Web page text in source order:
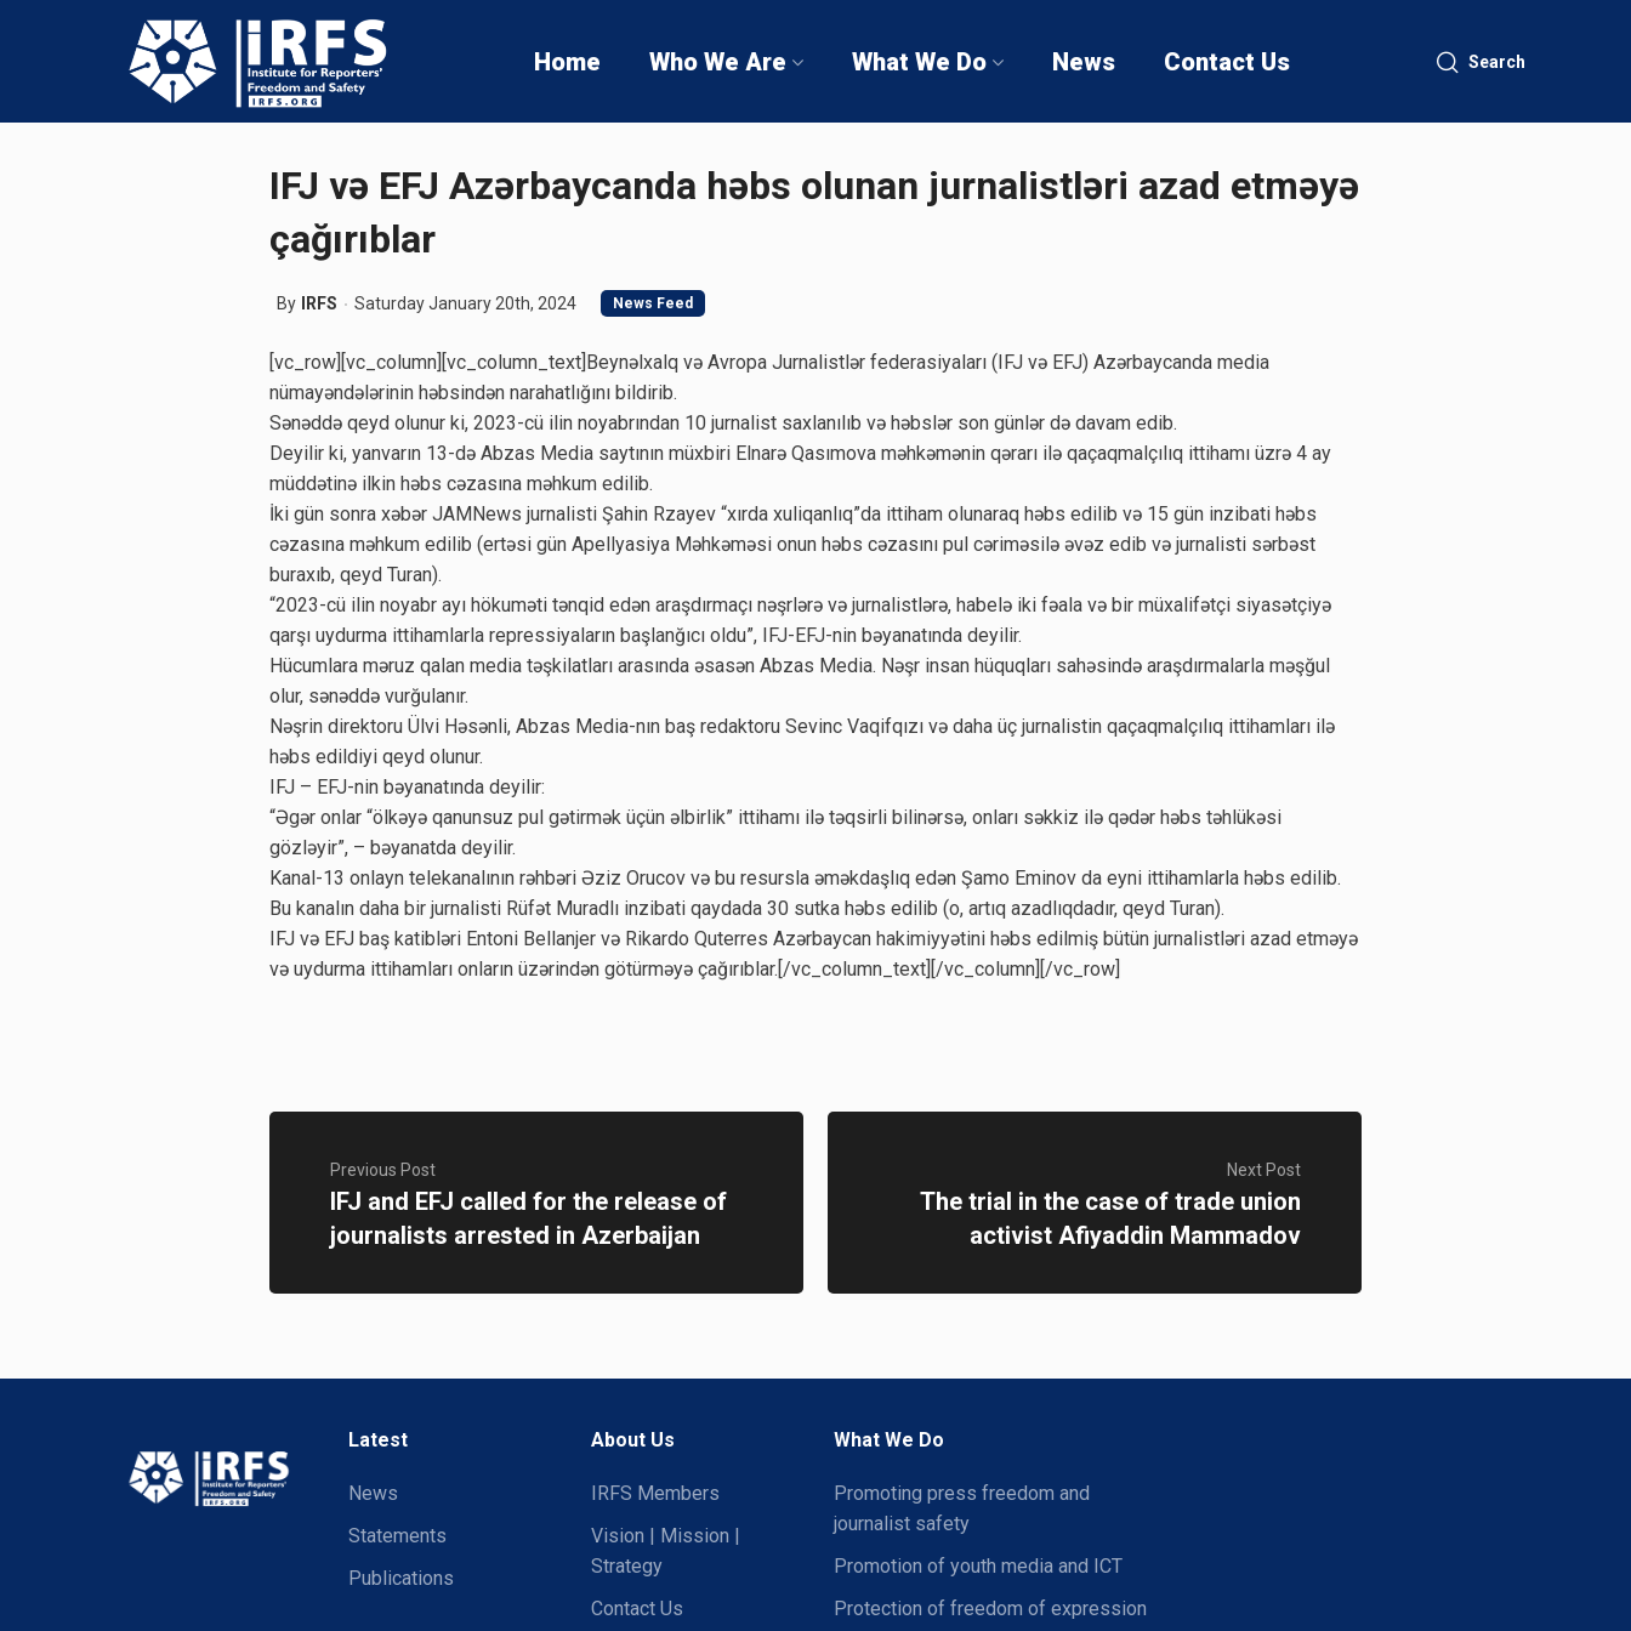
Home Who We Are What We Do News Contact Us Search
IFJ və EFJ Azərbaycanda həbs olunan jurnalistləri azad etməyə
çağırıblar
By IRFS Saturday January 20th, 2024 News Feed
[vc_row][vc_column][vc_column_text]Beynəlxalq və Avropa Jurnalistlər federasiyaları (IFJ və EFJ) Azərbaycanda media
nümayəndələrinin həbsindən narahatlığını bildirib.
Sənəddə qeyd olunur ki, 2023-cü ilin noyabrından 10 jurnalist saxlanılıb və həbslər son günlər də davam edib.
Deyilir ki, yanvarın 13-də Abzas Media saytının müxbiri Elnarə Qasımova məhkəmənin qərarı ilə qaçaqmalçılıq ittihamı üzrə 4 ay
müddətinə ilkin həbs cəzasına məhkum edilib.
İki gün sonra xəbər JAMNews jurnalisti Şahin Rzayev “xırda xuliqanlıq”da ittiham olunaraq həbs edilib və 15 gün inzibati həbs
cəzasına məhkum edilib (ertəsi gün Apellyasiya Məhkəməsi onun həbs cəzasını pul cəriməsilə əvəz edib və jurnalisti sərbəst
buraxıb, qeyd Turan).
“2023-cü ilin noyabr ayı hökuməti tənqid edən araşdırmaçı nəşrlərə və jurnalistlərə, habelə iki fəala və bir müxalifətçi siyasətçiyə
qarşı uydurma ittihamlarla repressiyaların başlanğıcı oldu”, IFJ-EFJ-nin bəyanatında deyilir.
Hücumlara məruz qalan media təşkilatları arasında əsasən Abzas Media. Nəşr insan hüquqları sahəsində araşdırmalarla məşğul
olur, sənəddə vurğulanır.
Nəşrin direktoru Ülvi Həsənli, Abzas Media-nın baş redaktoru Sevinc Vaqifqızı və daha üç jurnalistin qaçaqmalçılıq ittihamları ilə
həbs edildiyi qeyd olunur.
IFJ – EFJ-nin bəyanatında deyilir:
“Əgər onlar “ölkəyə qanunsuz pul gətirmək üçün əlbirlik” ittihamı ilə təqsirli bilinərsə, onları səkkiz ilə qədər həbs təhlükəsi
gözləyir”, – bəyanatda deyilir.
Kanal-13 onlayn telekanalının rəhbəri Əziz Orucov və bu resursla əməkdaşlıq edən Şamo Eminov da eyni ittihamlarla həbs edilib.
Bu kanalın daha bir jurnalisti Rüfət Muradlı inzibati qaydada 30 sutka həbs edilib (o, artıq azadlıqdadır, qeyd Turan).
IFJ və EFJ baş katibləri Entoni Bellanjer və Rikardo Quterres Azərbaycan hakimiyyətini həbs edilmiş bütün jurnalistləri azad etməyə
və uydurma ittihamları onların üzərindən götürməyə çağırıblar.[/vc_column_text][/vc_column][/vc_row]
Previous Post
IFJ and EFJ called for the release of
journalists arrested in Azerbaijan
Next Post
The trial in the case of trade union
activist Afiyaddin Mammadov
Latest
News
Statements
Publications
About Us
IRFS Members
Vision | Mission |
Strategy
Contact Us
What We Do
Promoting press freedom and
journalist safety
Promotion of youth media and ICT
Protection of freedom of expression